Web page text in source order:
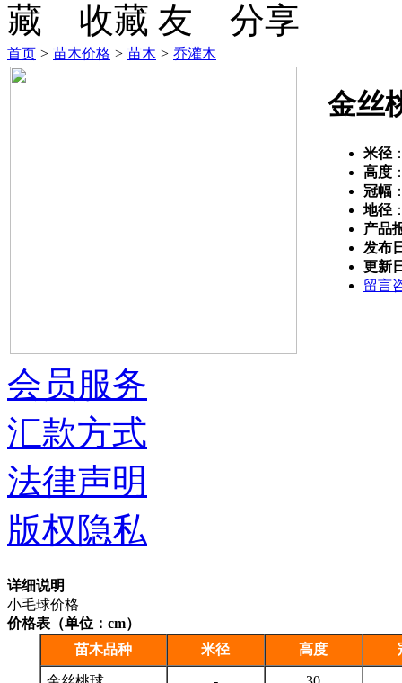
收藏 分享
首页 > 苗木价格 > 苗木 > 乔灌木
金丝
米径
高度
冠幅
地径
产品
发布
更新
留言
详细说明
小毛球价格
价格表（单位：cm）
苗木品种
米径 高度
会员服务
汇款方式
法律声明
版权隐私